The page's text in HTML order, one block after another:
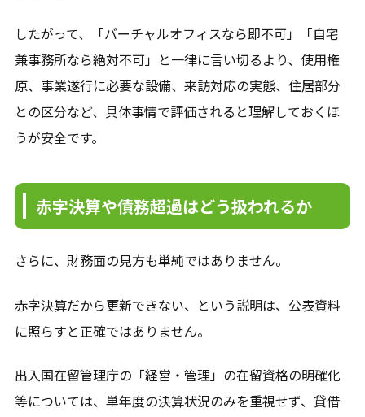
したがって、「バーチャルオフィスなら即不可」「自宅
兼事務所なら絶対不可」と一律に言い切るより、使用権
原、事業遂行に必要な設備、来訪対応の実態、住居部分
との区分など、具体事情で評価されると理解しておくほ
うが安全です。
赤字決算や債務超過はどう扱われるか
さらに、財務面の見方も単純ではありません。
赤字決算だから更新できない、という説明は、公表資料
に照らすと正確ではありません。
出入国在留管理庁の「経営・管理」の在留資格の明確化
等については、単年度の決算状況のみを重視せず、貸借